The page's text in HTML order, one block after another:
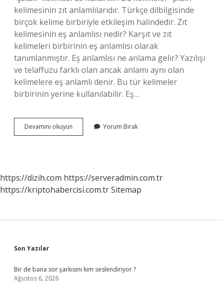
kelimesinin zıt anlamlılarıdır. Türkçe dilbilgisinde
birçok kelime birbiriyle etkileşim halindedir. Zıt
kelimesinin eş anlamlısı nedir? Karşıt ve zıt
kelimeleri birbirinin eş anlamlısı olarak
tanımlanmıştır. Eş anlamlısı ne anlama gelir? Yazılışı
ve telaffuzu farklı olan ancak anlamı aynı olan
kelimelere eş anlamlı denir. Bu tür kelimeler
birbirinin yerine kullanılabilir. Eş…
Devamını okuyun
Eş
Yorum Bırak
https://dizih.com https://serveradmin.com.tr
https://kriptohabercisi.com.trSitemap
Sidebar
Son Yazılar
Bir de bana sor şarkısını kim seslendiriyor ?
Ağustos 6, 2026